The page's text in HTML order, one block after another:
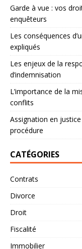
Garde à vue : vos
enquêteurs
Les conséquences
expliqués
Les enjeux de la
d’indemnisation
L’importance de la
conflits
Assignation en
procédure
CATÉGORIES
Contrats
Divorce
Droit
Fiscalité
Immobilier